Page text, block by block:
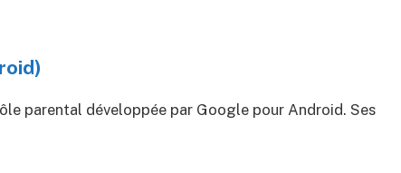
parental développée par Google pour Android. Ses